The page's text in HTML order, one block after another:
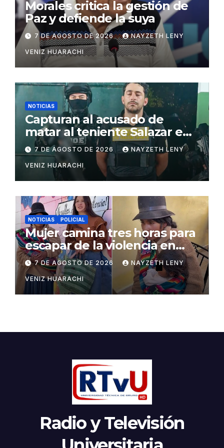
Morales critica la gestión de
Paz y defiende la suya
7 DE AGOSTO DE 2026 NAYZETH LENY
VENIZ HUARACHI
NOTICIAS
Capturan al acusado de
matar al teniente Salazar en
San Matías
7 DE AGOSTO DE 2026 NAYZETH LENY
VENIZ HUARACHI
NOTICIAS POLICIAL
Mujer camina tres horas para
escapar de la violencia en
Potosí
7 DE AGOSTO DE 2026 NAYZETH LENY
VENIZ HUARACHI
Radio y Televisión